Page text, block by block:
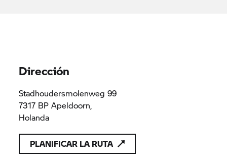
Dirección
Stadhoudersmolenweg 99
7317 BP Apeldoorn,
Holanda
PLANIFICAR LA RUTA